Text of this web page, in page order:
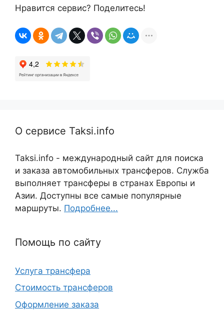
Нравится сервис? Поделитесь!
О сервисе Taksi.info
Taksi.info - международный сайт для поиска
и заказа автомобильных трансферов. Служба
выполняет трансферы в странах Европы и
Азии. Доступны все самые популярные
маршруты. Подробнее...
Помощь по сайту
Услуга трансфера
Стоимость трансферов
Оформление заказа